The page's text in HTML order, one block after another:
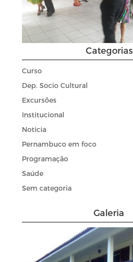
Categorias
Curso
Dep. Socio Cultural
Excursões
Institucional
Noticia
Pernambuco em foco
Programação
Saúde
Sem categoria
Galeria